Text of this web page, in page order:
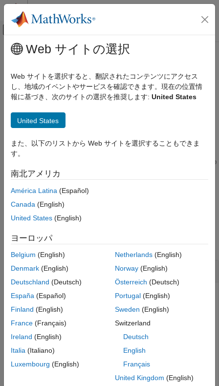
コンテンツへスキップ
オフキャンバス ナビゲーション メ
ドキュメンテーションのホーム
SoC Blockset
System on Chip (SoC)
buildModel
Syntax
Description
Input Arguments
Version History
See Also
メインコンテンツ
buildModel
Build SoC model
Since R2023a
Syntax
Description
®
or Intel® Quartus
example
collapse all
Build SoC Model Using Command Line Interface
Use MATLAB
commands to build an SoC model by
Set the synthesis tool path to point to an installed Vivado
Design Suite. When you execute this command, use your
'Xilinx Vivado'
'C:\Xilinx\Vivado\2022.1\bin\vivado.bat');
Web サイトの選択
Web サイトを選択すると、翻訳されたコンテンツにアクセス
し、地域のイベントやサービスを確認できます。現在の位置情
報に基づき、次のサイトの選択を推奨します: United States
United States
また、以下のリストから Web サイトを選択することもできま
す。
南北アメリカ
América Latina (Español)
Canada (English)
United States (English)
ヨーロッパ
Belgium (English)
Denmark (English)
Deutschland (Deutsch)
España (Español)
Finland (English)
France (Français)
Ireland (English)
Italia (Italiano)
Luxembourg (English)
Netherlands(English)
Norway(English)
Österreich (Deutsch)
Portugal(English)
Sweden (English)
Switzerland
Deutsch
English
Français
United Kingdom (English)